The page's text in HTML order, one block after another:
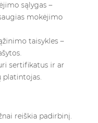
sąlygas –
mokėjimo
taisykles –
sertifikatus ir ar
platintojas.
reiškia padirbinį.